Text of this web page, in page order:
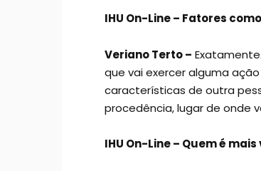
IHU On-Line – Fatores
Veriano Terto –
que vai exercer alguma
características de outra
procedência, lugar de onde
IHU On-Line – Quem é